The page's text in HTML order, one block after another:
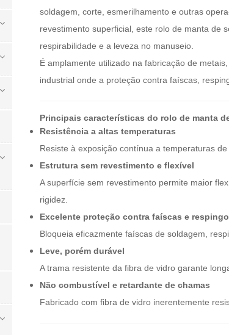
soldagem, corte, esmerilhamento e outras
revestimento superficial, este rolo de manta de
respirabilidade e a leveza no manuseio.
É amplamente utilizado na fabricação de
industrial onde a proteção contra faíscas,
Principais características do rolo de manta
Resistência a altas temperaturas
Resiste à exposição contínua a temperaturas de
Estrutura sem revestimento e flexível
A superfície sem revestimento permite maior
rigidez.
Excelente proteção contra faíscas e
Bloqueia eficazmente faíscas de soldagem,
Leve, porém durável
A trama resistente da fibra de vidro garante
Não combustível e retardante de chamas
Fabricado com fibra de vidro inerentemente